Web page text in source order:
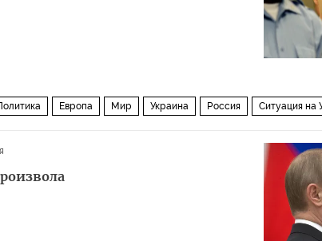
Европа Мир Украина Россия Ситуация на